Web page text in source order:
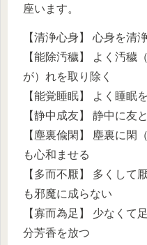
座います。
【清浄心身】 心身を清
【能除汚穢】 よく汚穢
が）れを取り除く
【能覚睡眠】 よく睡眠
【静中成友】 静中に友
【塵裏偸閑】 塵裏に閑
も心和ませる
【多而不厭】 多くして
も邪魔に成らない
【寡而為足】 少なくて
分芳香を放つ